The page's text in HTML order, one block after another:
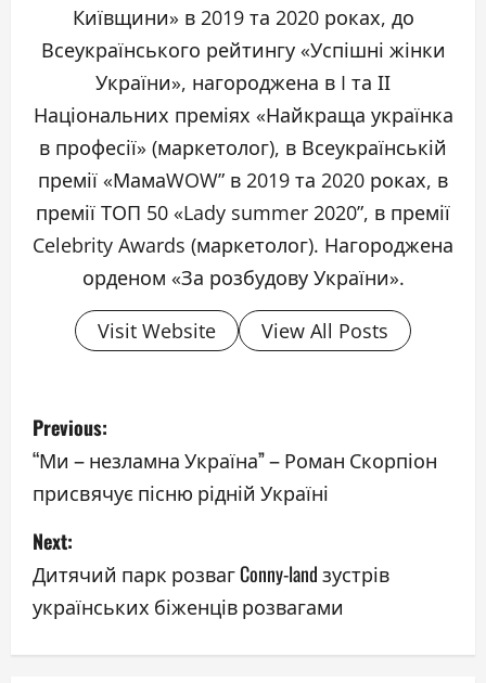
Київщини» в 2019 та 2020 роках, до
Всеукраїнського рейтингу «Успішні жінки
України», нагороджена в I та ІІ
Національних преміях «Найкраща українка
в професії» (маркетолог), в Всеукраїнській
премії «МамаWOW” в 2019 та 2020 роках, в
премії ТОП 50 «Lady summer 2020”, в премії
Celebrity Awards (маркетолог). Нагороджена
орденом «За розбудову України».
Visit Website View All Posts
P
o
s
t
n
a
Previous:
“Ми – незламна Україна” – Роман Скорпіон
присвячує пісню рідній Україні
Next:
Дитячий парк розваг Conny-land зустрів
українських біженців розвагами